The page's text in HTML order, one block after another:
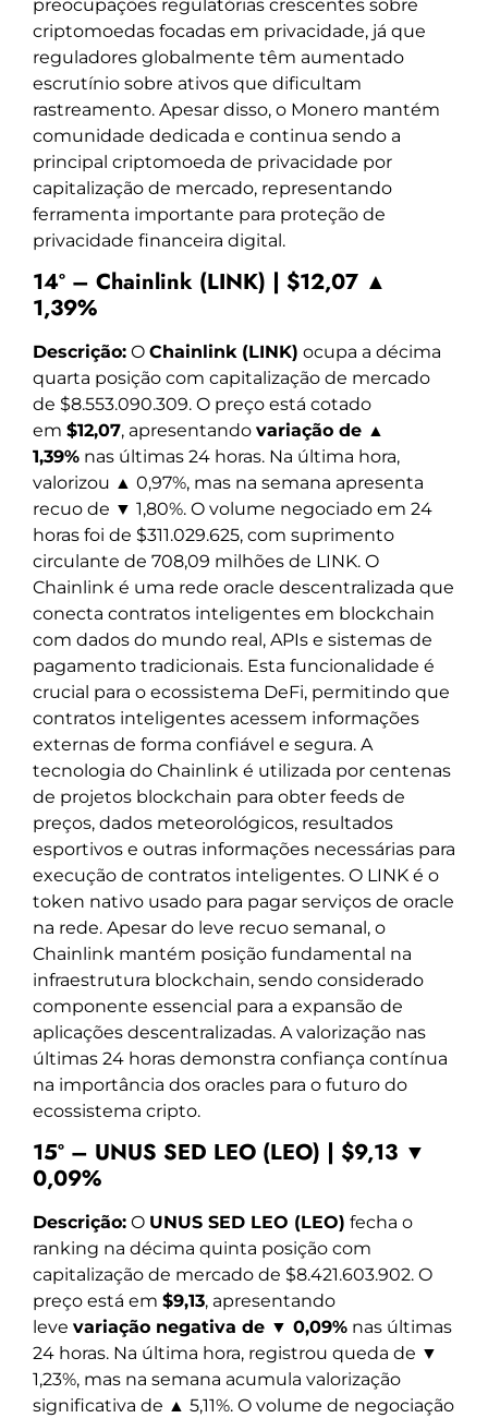
preocupações regulatórias crescentes sobre
criptomoedas focadas em privacidade, já que
reguladores globalmente têm aumentado
escrutínio sobre ativos que dificultam
rastreamento. Apesar disso, o Monero mantém
comunidade dedicada e continua sendo a
principal criptomoeda de privacidade por
capitalização de mercado, representando
ferramenta importante para proteção de
privacidade financeira digital.
14º – Chainlink (LINK) | $12,07 ▲
1,39%
Descrição: O Chainlink (LINK) ocupa a décima
quarta posição com capitalização de mercado
de $8.553.090.309. O preço está cotado
em $12,07, apresentando variação de ▲
1,39% nas últimas 24 horas. Na última hora,
valorizou ▲ 0,97%, mas na semana apresenta
recuo de ▼ 1,80%. O volume negociado em 24
horas foi de $311.029.625, com suprimento
circulante de 708,09 milhões de LINK. O
Chainlink é uma rede oracle descentralizada que
conecta contratos inteligentes em blockchain
com dados do mundo real, APIs e sistemas de
pagamento tradicionais. Esta funcionalidade é
crucial para o ecossistema DeFi, permitindo que
contratos inteligentes acessem informações
externas de forma confiável e segura. A
tecnologia do Chainlink é utilizada por centenas
de projetos blockchain para obter feeds de
preços, dados meteorológicos, resultados
esportivos e outras informações necessárias para
execução de contratos inteligentes. O LINK é o
token nativo usado para pagar serviços de oracle
na rede. Apesar do leve recuo semanal, o
Chainlink mantém posição fundamental na
infraestrutura blockchain, sendo considerado
componente essencial para a expansão de
aplicações descentralizadas. A valorização nas
últimas 24 horas demonstra confiança contínua
na importância dos oracles para o futuro do
ecossistema cripto.
15º – UNUS SED LEO (LEO) | $9,13 ▼
0,09%
Descrição: O UNUS SED LEO (LEO) fecha o
ranking na décima quinta posição com
capitalização de mercado de $8.421.603.902. O
preço está em $9,13, apresentando
leve variação negativa de ▼ 0,09% nas últimas
24 horas. Na última hora, registrou queda de ▼
1,23%, mas na semana acumula valorização
significativa de ▲ 5,11%. O volume de negociação